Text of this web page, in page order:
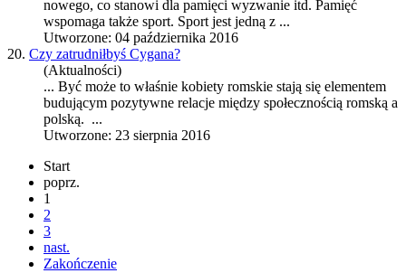
nowego, co stanowi dla pamięci wyzwanie itd. Pamięć
wspomaga także sport. Sport jest jedną z ...
Utworzone: 04 października 2016
20. Czy zatrudniłbyś Cygana?
(Aktualności)
... Być może to właśnie kobiety romskie stają się elementem
budującym pozytywne relacje między społecznością romską a
polską. ...
Utworzone: 23 sierpnia 2016
Start
poprz.
1
2
3
nast.
Zakończenie